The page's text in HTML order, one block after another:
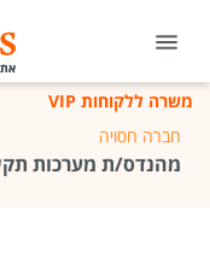
משרה ללקוחות VIP
חברה חסויה
מהנדס/ת מערכות